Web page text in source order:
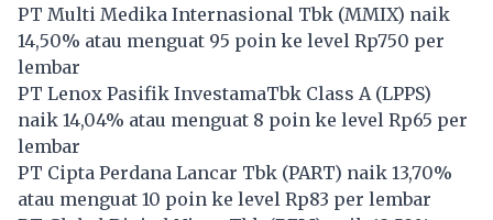
PT Multi Medika Internasional Tbk (MMIX) naik
14,50% atau menguat 95 poin ke level Rp750 per
lembar
PT Lenox Pasifik InvestamaTbk Class A (LPPS)
naik 14,04% atau menguat 8 poin ke level Rp65 per
lembar
PT Cipta Perdana Lancar Tbk (PART) naik 13,70%
atau menguat 10 poin ke level Rp83 per lembar